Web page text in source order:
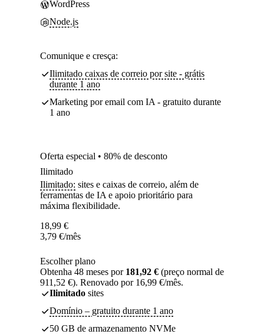
WordPress
Node.js
Comunique e cresça:
Ilimitado caixas de correio por site - grátis
durante 1 ano
Marketing por email com IA - gratuito durante
1 ano
Oferta especial • 80% de desconto
Ilimitado
Ilimitado: sites e caixas de correio, além de
ferramentas de IA e apoio prioritário para
máxima flexibilidade.
18,99 €
3,79 €/mês
Escolher plano
Obtenha 48 meses por 181,92 € (preço normal de
911,52 €). Renovado por 16,99 €/mês.
Ilimitado sites
Domínio – gratuito durante 1 ano
50 GB de armazenamento NVMe